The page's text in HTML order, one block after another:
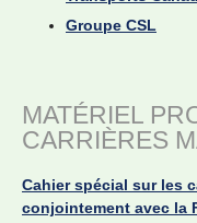
Groupe CSL
MATÉRIEL
CARRIÈRES
Cahier spécial sur les
conjointement avec la